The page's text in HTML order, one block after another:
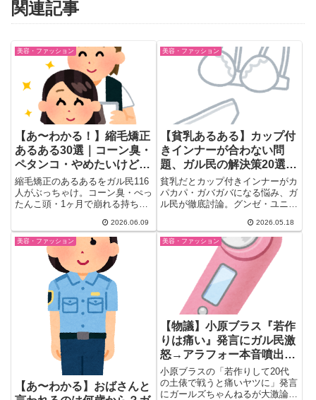
関連記事
美容・ファッション
【あ〜わかる！】縮毛矯正
あるある30選｜コーン臭・
ペタンコ・やめたいけどや
められない本音
縮毛矯正のあるあるをガル民116
人がぶっちゃけ。コーン臭・ぺっ
たんこ頭・1ヶ月で崩れる持ちの
子なら思わず頷く30選をリアル
な声付きで紹介。
2026.06.09
美容・ファッション
【貧乳あるある】カップ付
きインナーが合わない問
題、ガル民の解決策20選｜
ユニクロ・グンゼ・プチプ
ラ代替品まとめ
貧乳だとカップ付きインナーがカ
パカパ・ガバガバになる悩み、ガ
ル民が徹底討論。グンゼ・ユニク
イント、巨乳民の意外な悩みまで
20選でまとめました。
2026.05.18
美容・ファッション
【あ〜わかる】おばさんと
美容・ファッション
【物議】小原ブラス『若作
りは痛い』発言にガル民激
怒→アラフォー本音噴出ｗ
ｗｗ
小原ブラスの「若作りして20代
の土俵で戦うと痛いヤツに」発言
にガールズちゃんねるが大激論。